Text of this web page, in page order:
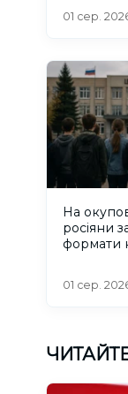
01 сер.
На
росіяни
формати
01 сер.